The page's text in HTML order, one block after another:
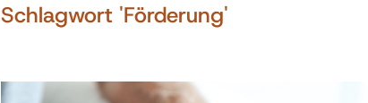
Schlagwort 'Förderung'